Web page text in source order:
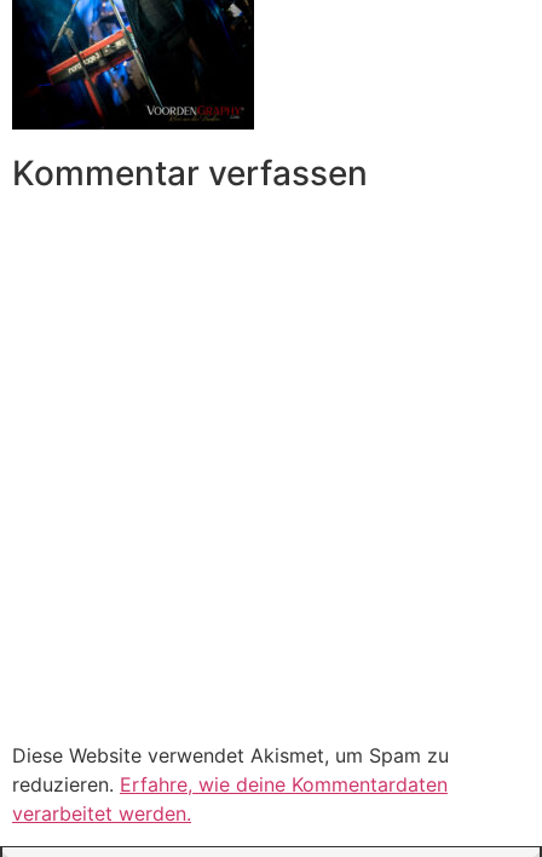
Kommentar verfassen
Diese Website verwendet Akismet, um Spam zu
reduzieren. Erfahre, wie deine Kommentardaten
verarbeitet werden.